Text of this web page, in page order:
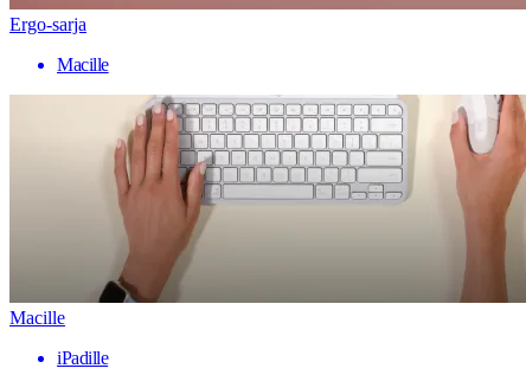
Ergo-sarja
Macille
Macille
iPadille